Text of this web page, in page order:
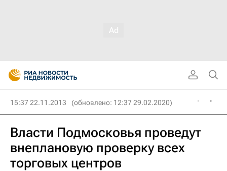
15:37 22.11.2013 (обновлено: 12:37 29.02.2020)
Власти Подмосковья проведут
внеплановую проверку всех
торговых центров